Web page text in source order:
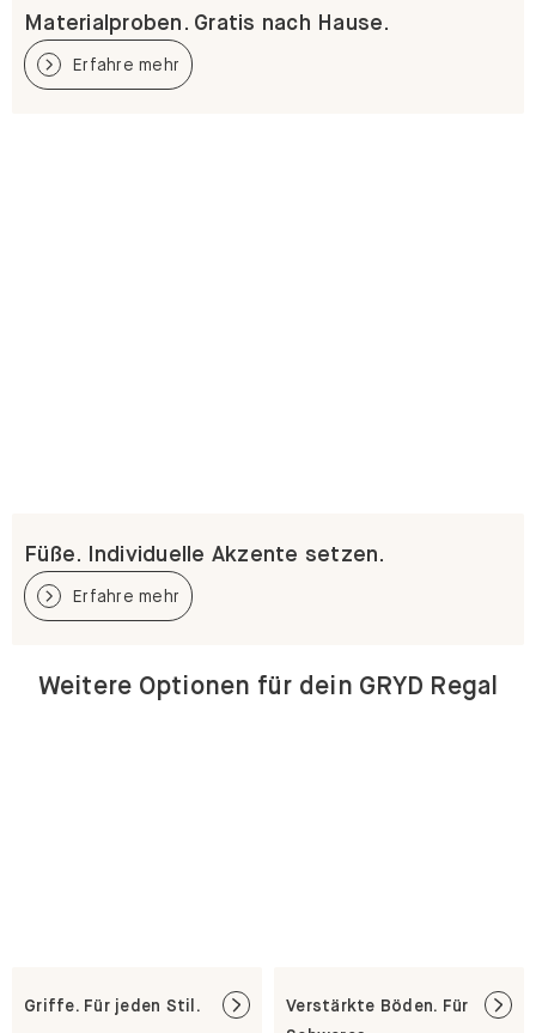
Materialproben. Gratis nach Hause.
Erfahre mehr
Füße. Individuelle Akzente setzen.
Erfahre mehr
Weitere Optionen für dein GRYD Regal
Griffe. Für jeden Stil.
Verstärkte Böden. Für